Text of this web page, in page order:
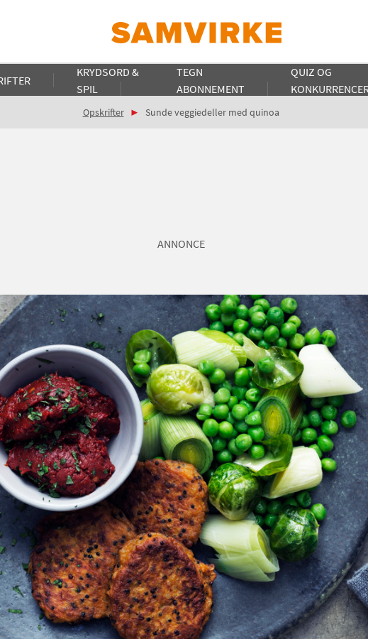
KRYDSORD &
SPIL
TEGN
ABONNEMENT
QUIZ OG
Opskrifter Sunde veggiedeller med quinoa
ANNONCE